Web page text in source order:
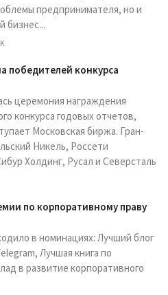
предпринимателя, но и
бизнес...
победителей конкурса
церемония награждения
конкурса годовых отчетов,
Московская биржа. Гран-
Никель, Россети
Холдинг, Русал и Северсталь
по корпоративному праву
в номинациях: Лучший блог
Лучшая книга по
в развитие корпоративного